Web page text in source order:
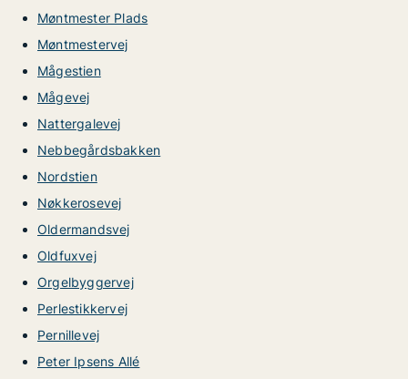
Møntmester Plads
Møntmestervej
Mågestien
Mågevej
Nattergalevej
Nebbegårdsbakken
Nordstien
Nøkkerosevej
Oldermandsvej
Oldfuxvej
Orgelbyggervej
Perlestikkervej
Pernillevej
Peter Ipsens Allé